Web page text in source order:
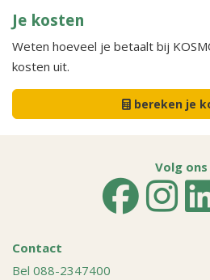
Je kosten
Weten hoeveel je betaalt bij
kosten uit.
bereken je
Volg ons
Contact
Bel 088-2347400